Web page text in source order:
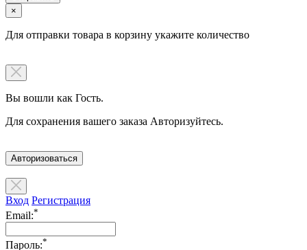
×
Для отправки товара в корзину укажите количество
Вы вошли как Гость.
Для сохранения вашего заказа Авторизуйтесь.
Авторизоваться
Вход Регистрация
Email:*
Пароль:*